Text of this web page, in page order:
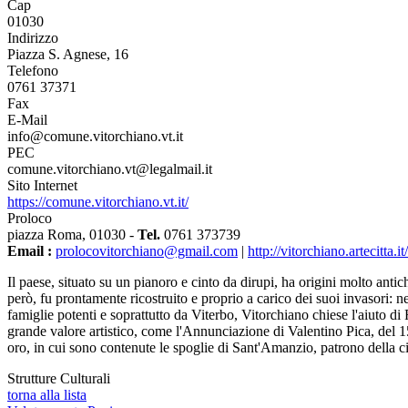
Cap
01030
Indirizzo
Piazza S. Agnese, 16
Telefono
0761 37371
Fax
E-Mail
info@comune.vitorchiano.vt.it
PEC
comune.vitorchiano.vt@legalmail.it
Sito Internet
https://comune.vitorchiano.vt.it/
Proloco
piazza Roma, 01030 - Tel. 0761 373739
Email : prolocovitorchiano@gmail.com | http://vitorchiano.artecitta.it/
Il paese, situato su un pianoro e cinto da dirupi, ha origini molto
però, fu prontamente ricostruito e proprio a carico dei suoi invasori:
famiglie potenti e soprattutto da Viterbo, Vitorchiano chiese l'aiuto
grande valore artistico, come l'Annunciazione di Valentino Pica, del
oro, in cui sono contenute le spoglie di Sant'Amanzio, patrono della
Strutture Culturali
torna alla lista